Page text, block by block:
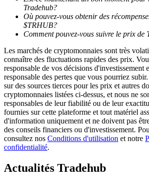
Guide
Guide de démarrage des contrats à terme
Stratégies de trading
Apprenez à rester rentable
Tradehub?
Où pouvez-vous obtenir des
$TRHUB?
Comment pouvez-vous suivre le prix de
Les marchés de cryptomonnaies sont très
connaître des fluctuations rapides des prix.
responsable de vos décisions d'investissement
responsable des pertes que vous pourriez
sur des sources tierces pour les prix et autres
cryptomonnaies listées ci-dessus, et nous ne
responsables de leur fiabilité ou de leur
fournies sur cette plateforme et tout matériel
d'information uniquement et ne doivent pas
des conseils financiers ou d'investissement.
consultez nos Conditions d'utilisation et notre
confidentialité.
Actualités Tradehub